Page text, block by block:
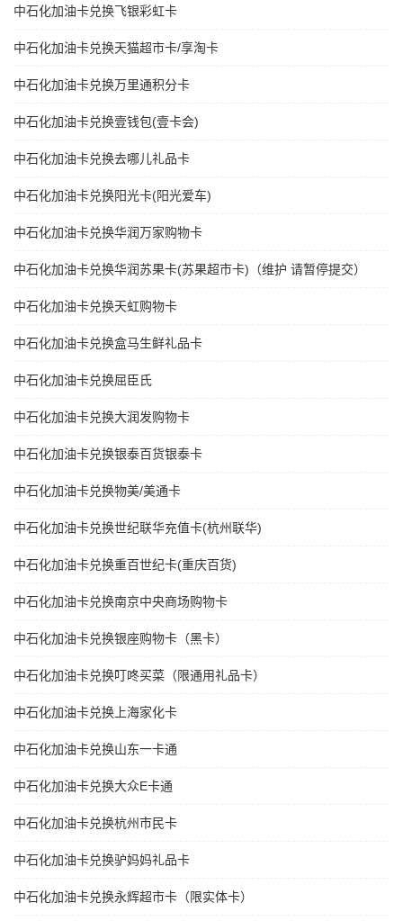
中石化加油卡兑换飞银彩虹卡
中石化加油卡兑换天猫超市卡/享淘卡
中石化加油卡兑换万里通积分卡
中石化加油卡兑换壹钱包(壹卡会)
中石化加油卡兑换去哪儿礼品卡
中石化加油卡兑换阳光卡(阳光爱车)
中石化加油卡兑换华润万家购物卡
中石化加油卡兑换华润苏果卡(苏果超市卡)（维护 请暂停提交）
中石化加油卡兑换天虹购物卡
中石化加油卡兑换盒马生鲜礼品卡
中石化加油卡兑换屈臣氏
中石化加油卡兑换大润发购物卡
中石化加油卡兑换银泰百货银泰卡
中石化加油卡兑换物美/美通卡
中石化加油卡兑换世纪联华充值卡(杭州联华)
中石化加油卡兑换重百世纪卡(重庆百货)
中石化加油卡兑换南京中央商场购物卡
中石化加油卡兑换银座购物卡（黑卡）
中石化加油卡兑换叮咚买菜（限通用礼品卡）
中石化加油卡兑换上海家化卡
中石化加油卡兑换山东一卡通
中石化加油卡兑换大众E卡通
中石化加油卡兑换杭州市民卡
中石化加油卡兑换驴妈妈礼品卡
中石化加油卡兑换永辉超市卡（限实体卡）